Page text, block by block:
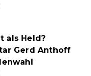
als Held?
Gerd Anthoff